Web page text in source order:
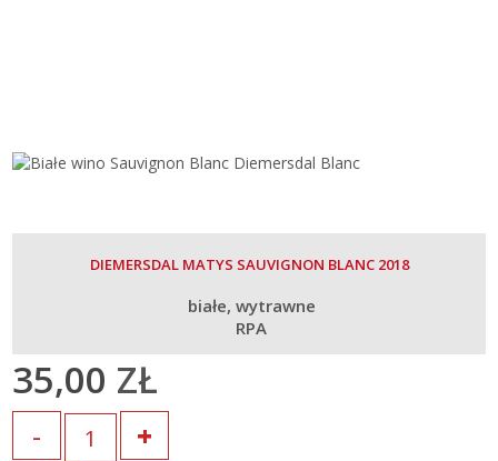
DIEMERSDAL MATYS SAUVIGNON BLANC 2018
białe wytrawne
RPA
35,00 ZŁ